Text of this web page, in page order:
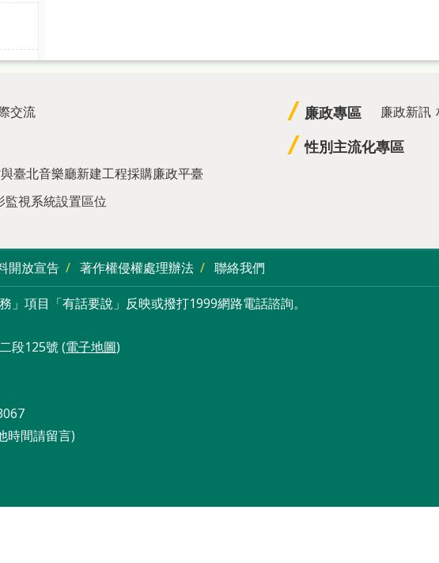
交流
臺北音樂廳新建工程採購廉政平臺
監視系統設置區位
廉政專區 廉政新訊
性別主流化專區
開放宣告 著作權侵權處理辦法 聯絡我們
項目「有話要說」反映或撥打1999網路電話諮詢。
段125號 (電子地圖)
時間請留言)